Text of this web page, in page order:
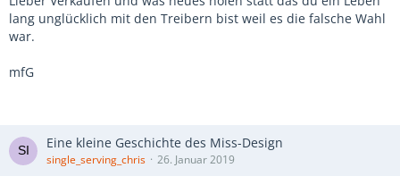
lang unglücklich mit den Treibern bist weil es die falsche Wahl
war.
mfG
Eine kleine Geschichte des Miss-Design
single_serving_chris 26. Januar 2019